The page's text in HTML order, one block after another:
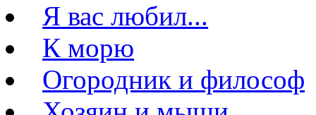
Я вас любил...
К морю
Огородник и философ